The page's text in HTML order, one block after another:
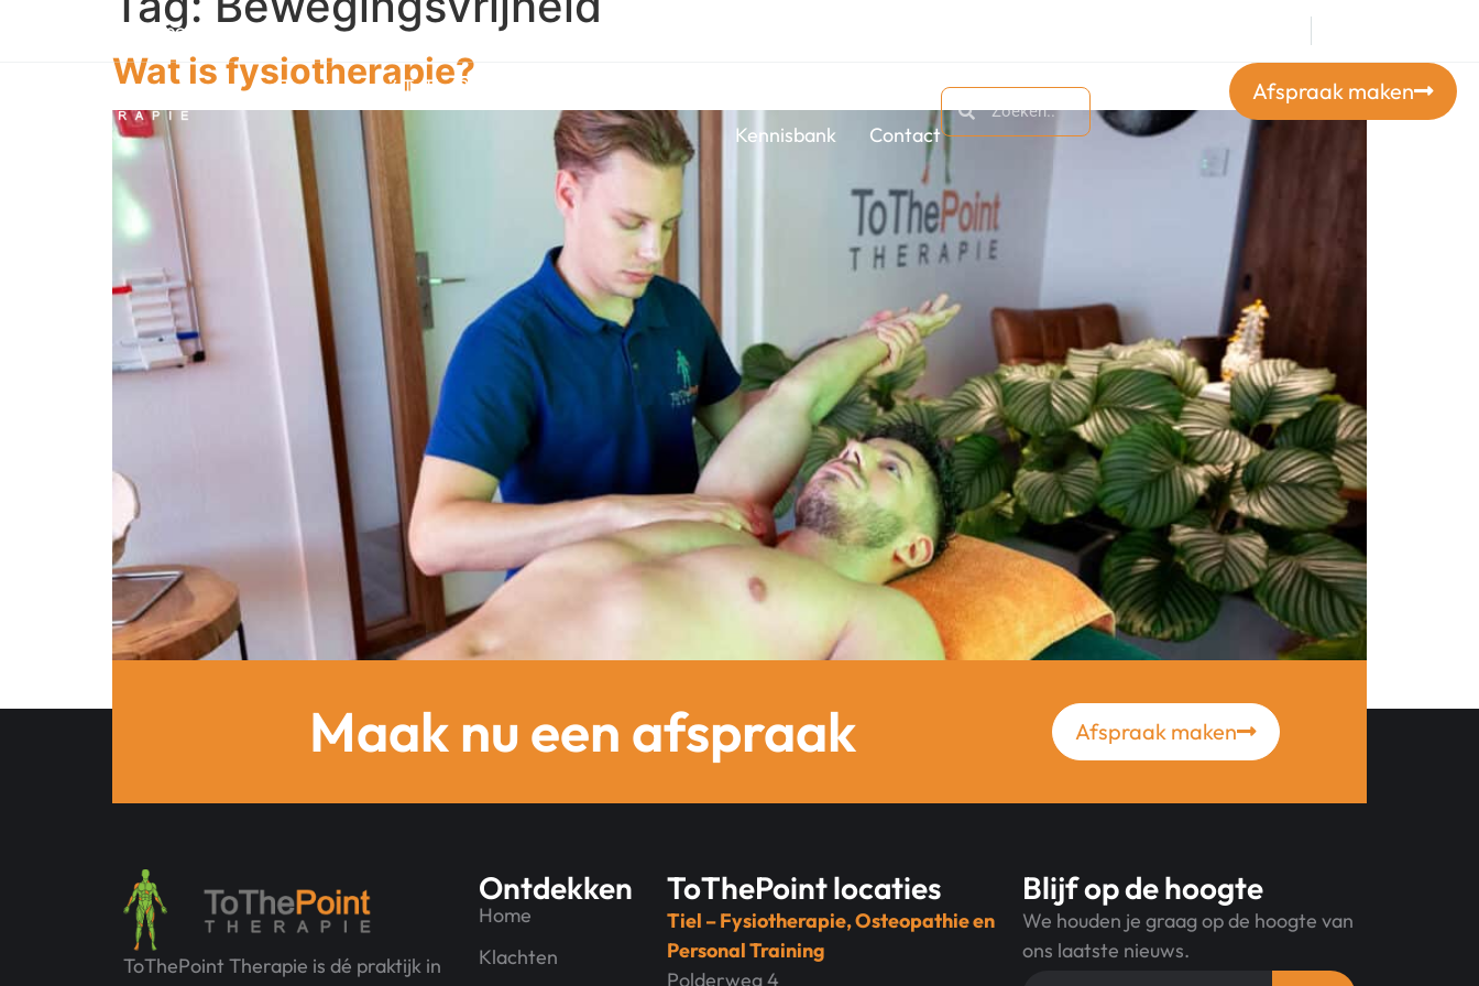
info@tothepointtherapie.nl
Trainingen bij ToThePoint Training
Kennisbank
Contact
Afspraak maken
Wat is fysiotherapie?
Maak nu een afspraak Afspraak maken
ToThePoint Therapie is dé praktijk in
Ontdekken
Home
Klachten
ToThePoint locaties
Tiel – Fysiotherapie, Osteopathie en
Personal Training
Polderweg 4
Blijf op de hoogte
We houden je graag op de hoogte van
ons laatste nieuws.